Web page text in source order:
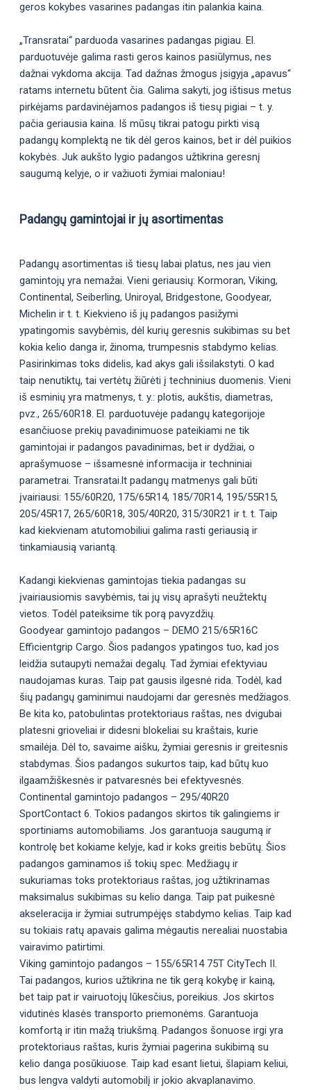
geros kokybes vasarines padangas itin palankia kaina.
„Transratai“ parduoda vasarines padangas pigiau. El.
parduotuvėje galima rasti geros kainos pasiūlymus, nes
dažnai vykdoma akcija. Tad dažnas žmogus įsigyja „apavus“
ratams internetu būtent čia. Galima sakyti, jog ištisus metus
pirkėjams pardavinėjamos padangos iš tiesų pigiai – t. y.
pačia geriausia kaina. Iš mūsų tikrai patogu pirkti visą
padangų komplektą ne tik dėl geros kainos, bet ir dėl puikios
kokybės. Juk aukšto lygio padangos užtikrina geresnį
saugumą kelyje, o ir važiuoti žymiai maloniau!
Padangų gamintojai ir jų asortimentas
Padangų asortimentas iš tiesų labai platus, nes jau vien
gamintojų yra nemažai. Vieni geriausių: Kormoran, Viking,
Continental, Seiberling, Uniroyal, Bridgestone, Goodyear,
Michelin ir t. t. Kiekvieno iš jų padangos pasižymi
ypatingomis savybėmis, dėl kurių geresnis sukibimas su bet
kokia kelio danga ir, žinoma, trumpesnis stabdymo kelias.
Pasirinkimas toks didelis, kad akys gali išsilakstyti. O kad
taip nenutiktų, tai vertėtų žiūrėti į techninius duomenis. Vieni
iš esminių yra matmenys, t. y.: plotis, aukštis, diametras,
pvz., 265/60R18. El. parduotuvėje padangų kategorijoje
esančiuose prekių pavadinimuose pateikiami ne tik
gamintojai ir padangos pavadinimas, bet ir dydžiai, o
aprašymuose – išsamesnė informacija ir techniniai
parametrai. Transratai.lt padangų matmenys gali būti
įvairiausi: 155/60R20, 175/65R14, 185/70R14, 195/55R15,
205/45R17, 265/60R18, 305/40R20, 315/30R21 ir t. t. Taip
kad kiekvienam atutomobiliui galima rasti geriausią ir
tinkamiausią variantą.
Kadangi kiekvienas gamintojas tiekia padangas su
įvairiausiomis savybėmis, tai jų visų aprašyti neužtektų
vietos. Todėl pateiksime tik porą pavyzdžių.
Goodyear gamintojo padangos – DEMO 215/65R16C
Efficientgrip Cargo. Šios padangos ypatingos tuo, kad jos
leidžia sutaupyti nemažai degalų. Tad žymiai efektyviau
naudojamas kuras. Taip pat gausis ilgesnė rida. Todėl, kad
šių padangų gaminimui naudojami dar geresnės medžiagos.
Be kita ko, patobulintas protektoriaus raštas, nes dvigubai
platesni grioveliai ir didesni blokeliai su kraštais, kurie
smailėja. Dėl to, savaime aišku, žymiai geresnis ir greitesnis
stabdymas. Šios padangos sukurtos taip, kad būtų kuo
ilgaamžiškesnės ir patvaresnės bei efektyvesnės.
Continental gamintojo padangos – 295/40R20
SportContact 6. Tokios padangos skirtos tik galingiems ir
sportiniams automobiliams. Jos garantuoja saugumą ir
kontrolę bet kokiame kelyje, kad ir koks greitis bebūtų. Šios
padangos gaminamos iš tokių spec. Medžiagų ir
sukuriamas toks protektoriaus raštas, jog užtikrinamas
maksimalus sukibimas su kelio danga. Taip pat puikesnė
akseleracija ir žymiai sutrumpėjęs stabdymo kelias. Taip kad
su tokiais ratų apavais galima mėgautis nerealiai nuostabia
vairavimo patirtimi.
Viking gamintojo padangos – 155/65R14 75T CityTech II.
Tai padangos, kurios užtikrina ne tik gerą kokybę ir kainą,
bet taip pat ir vairuotojų lūkesčius, poreikius. Jos skirtos
vidutinės klasės transporto priemonėms. Garantuoja
komfortą ir itin mažą triukšmą. Padangos šonuose irgi yra
protektoriaus raštas, kuris žymiai pagerina sukibimą su
kelio danga posūkiuose. Taip kad esant lietui, šlapiam keliui,
bus lengva valdyti automobilį ir jokio akvaplanavimo.